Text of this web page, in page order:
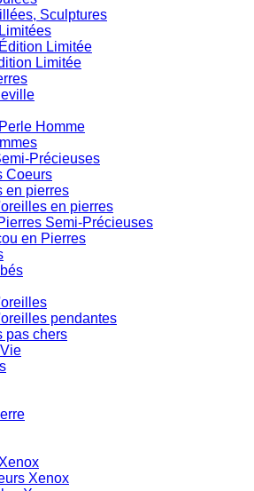
Sculptures
Limitée
Limitée
Homme
Précieuses
Coeurs
en pierres
en pierres
Semi-Précieuses
en Pierres
pendantes
pas chers
Xenox